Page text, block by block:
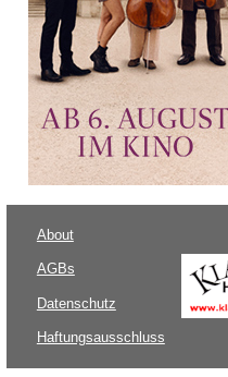
About
AGBs
Datenschutz
Haftungsausschluss